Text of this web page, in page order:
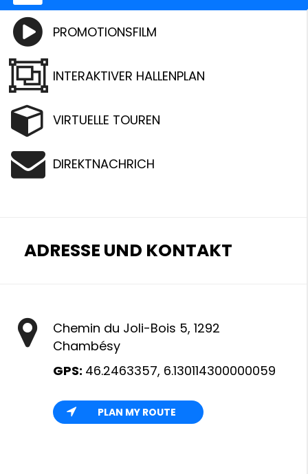
PROMOTIONSFILM
INTERAKTIVER HALLENPLAN
VIRTUELLE TOUREN
DIREKTNACHRICH
ADRESSE UND KONTAKT
Chemin du Joli-Bois 5, 1292
Chambésy
GPS: 46.2463357, 6.130114300000059
PLAN MY ROUTE